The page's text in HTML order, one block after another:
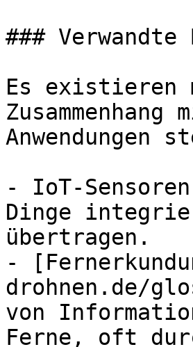
###
Es existieren
Anwendungen
- IoT-
Dinge
übertragen.
-
drohnen.de/
von
Ferne, oft